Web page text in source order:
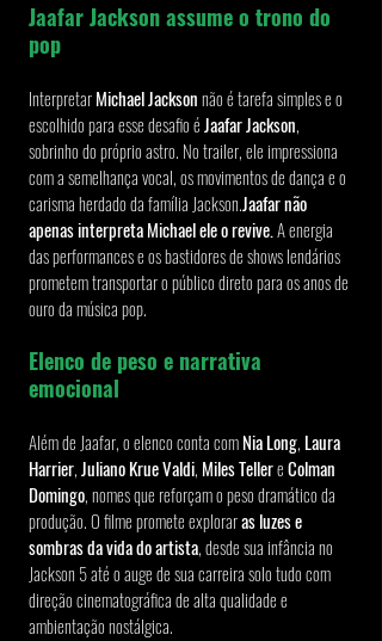
Jaafar Jackson assume o trono do
pop
Interpretar Michael Jackson não é tarefa simples e o
escolhido para esse desafio é Jaafar Jackson,
sobrinho do próprio astro. No trailer, ele impressiona
com a semelhança vocal, os movimentos de dança e o
carisma herdado da família Jackson.Jaafar não
apenas interpreta Michael ele o revive. A energia
das performances e os bastidores de shows lendários
prometem transportar o público direto para os anos de
ouro da música pop.
Elenco de peso e narrativa
emocional
Além de Jaafar, o elenco conta com Nia Long, Laura
Harrier, Juliano Krue Valdi, Miles Teller e Colman
Domingo, nomes que reforçam o peso dramático da
produção. O filme promete explorar as luzes e
sombras da vida do artista, desde sua infância no
Jackson 5 até o auge de sua carreira solo tudo com
direção cinematográfica de alta qualidade e
ambientação nostálgica.